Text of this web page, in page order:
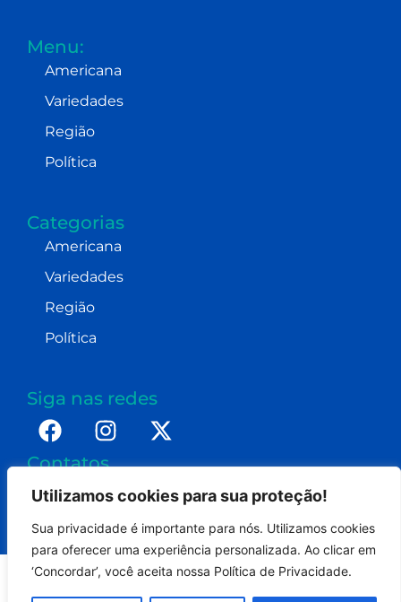
Utilizamos cookies para sua proteção!
Sua privacidade é importante para nós. Utilizamos cookies
para oferecer uma experiência personalizada. Ao clicar em
‘Concordar’, você aceita nossa Política de Privacidade.
Menu:
Americana
Variedades
Região
Política
Categorias
Americana
Variedades
Região
Política
Siga nas redes
Contatos
+55 (19) 98232-0255